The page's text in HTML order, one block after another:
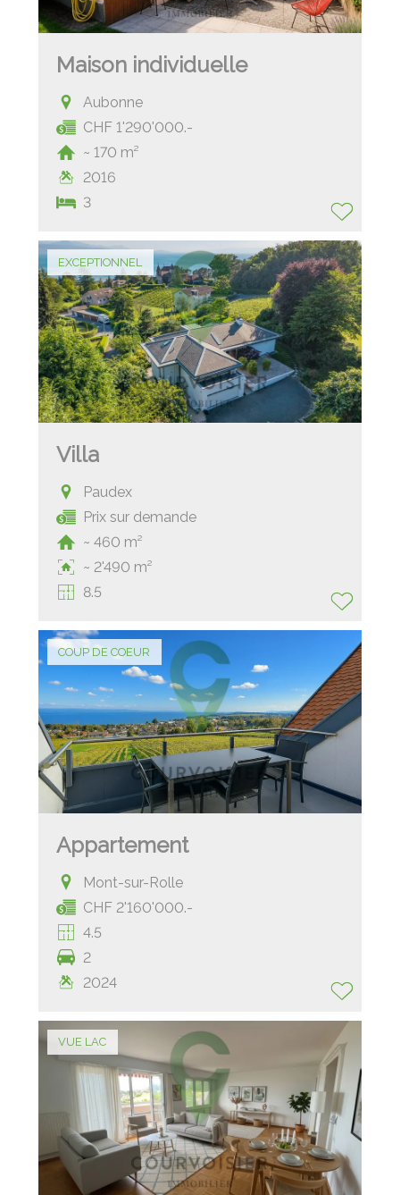
Maison individuelle
Aubonne
CHF 1'290'000.-
~ 170 m²
2016
3
EXCEPTIONNEL
Villa
Paudex
Prix sur demande
~ 460 m²
~ 2'490 m²
8.5
COUP DE COEUR
Appartement
Mont-sur-Rolle
CHF 2'160'000.-
4.5
2
2024
VUE LAC